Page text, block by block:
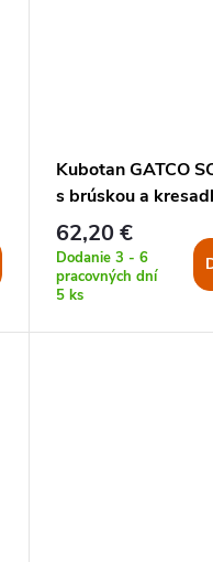
Kubotan GATCO
s brúskou a
62,20 €
Dodanie 3 - 6
pracovných dní
5 ks